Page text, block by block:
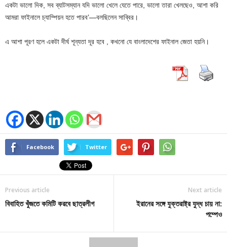
একটা ভালো দিক, সব ব্যাটসম্যান যদি ভালো খেলে যেতে পারে, ভালো তারা খেলছেও, আশা করি
আমরা ফাইনালে চ্যাম্পিয়ন হতে পারব’—বলছিলেন সাব্বির।
এ আশা পূরণ হলে একটা দীর্ঘ শূন্যতা দূর হবে , কখনো যে বাংলাদেশের ফাইনাল জেতা হয়নি।
Facebook Twitter
Previous article
বিবাহিত খুঁজতে কমিটি করবে ছাত্রলীগ
Next article
ইরানের সঙ্গে যুক্তরাষ্ট্র যুদ্ধ চায় না:
পম্পেও